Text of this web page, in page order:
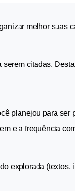
melhor suas
serem citadas.
planejou para ser
e a frequência
explorada (textos,